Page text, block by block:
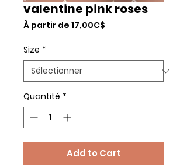
valentine pink roses
À partir de 17,00C$
Size *
Quantité *
Add to Cart